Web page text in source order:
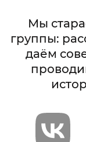
Мы
группы:
даём